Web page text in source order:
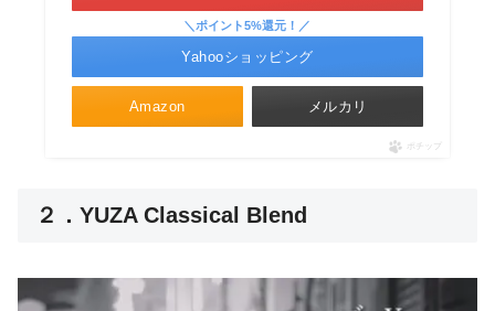
Amazon
＼ポイント5%還元！／
Yahooショッピング
メルカリ
ポチップ
２．YUZA Classical Blend